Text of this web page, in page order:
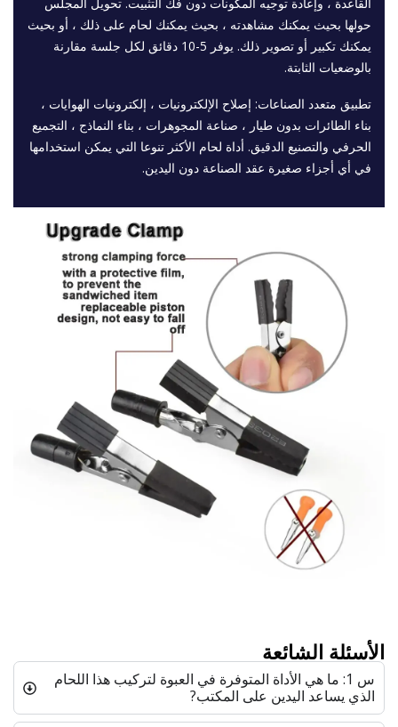
حولها بحيث يمكنك مشاهدته ، بحيث يمكنك لحام على ذلك ، أو بحيث
يمكنك تكبير أو تصوير ذلك. يوفر 5-10 دقائق لكل جلسة مقارنة
بالوضعيات الثابتة.
تطبيق متعدد الصناعات: إصلاح الإلكترونيات ، إلكترونيات الهوايات ،
بناء الطائرات بدون طيار ، صناعة المجوهرات ، بناء النماذج ، التجميع
الحرفي والتصنيع الدقيق. أداة لحام الأكثر تنوعا التي يمكن استخدامها
في أي أجزاء صغيرة عقد الصناعة دون اليدين.
الأسئلة الشائعة
س 1: ما هي الأداة المتوفرة في العبوة لتركيب هذا اللحام
الذي يساعد اليدين على المكتب?